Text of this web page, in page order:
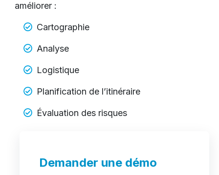
améliorer :
Cartographie
Analyse
Logistique
Planification de l’itinéraire
Évaluation des risques
Demander une démo